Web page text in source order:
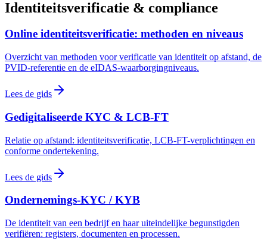
Identiteitsverificatie & compliance
Online identiteitsverificatie: methoden en niveaus
Overzicht van methoden voor verificatie van identiteit op afstand, de
PVID-referentie en de eIDAS-waarborgingniveaus.
Lees de gids
Gedigitaliseerde KYC & LCB-FT
Relatie op afstand: identiteitsverificatie, LCB-FT-verplichtingen en
conforme ondertekening.
Lees de gids
Ondernemings-KYC / KYB
De identiteit van een bedrijf en haar uiteindelijke begunstigden
verifiëren: registers, documenten en processen.